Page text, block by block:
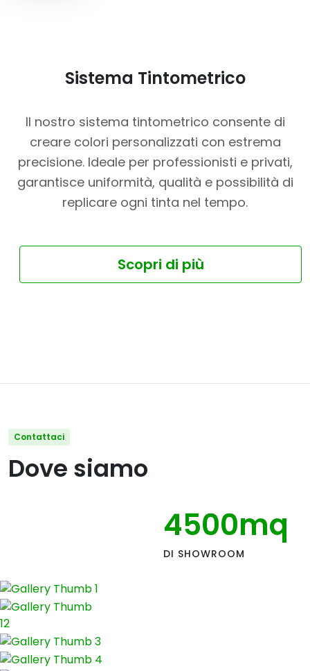
Sistema Tintometrico
Il nostro sistema tintometrico consente di
creare colori personalizzati con estrema
precisione. Ideale per professionisti e privati,
garantisce uniformità, qualità e possibilità di
replicare ogni tinta nel tempo.
Scopri di più
Contattaci
Dove siamo
4500mq
DI SHOWROOM